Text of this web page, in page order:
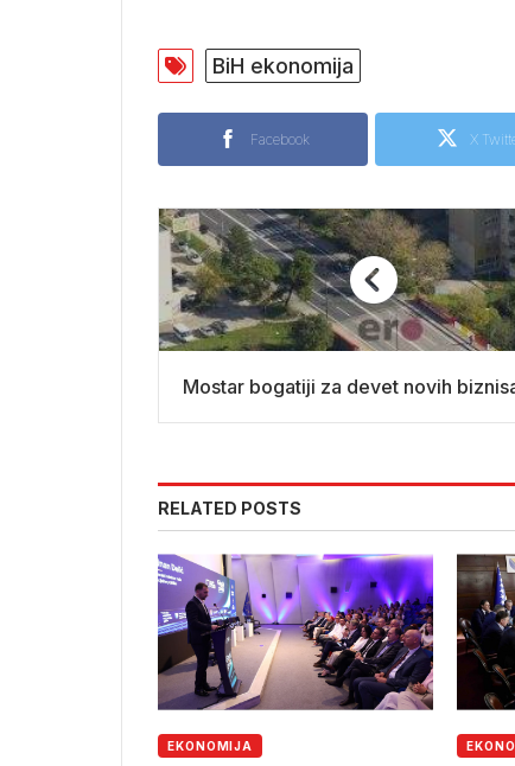
BiH ekonomija
Facebook X
Mostar bogatiji za devet novih
RELATED POSTS
EKONOMIJA